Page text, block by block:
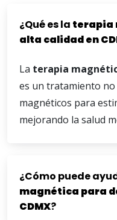
¿Qué es la terapia
alta calidaden
La terapia
es un tratamiento
magnéticos para
mejorando la salud
¿Cómo puede
magnética para
CDMX?